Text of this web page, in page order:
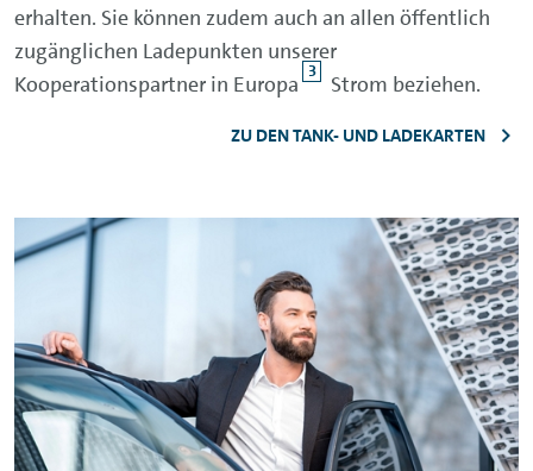
erhalten. Sie können zudem auch an allen öffentlich
zugänglichen Ladepunkten unserer
Kooperationspartner in Europa 3 Strom beziehen.
ZU DEN TANK- UND LADEKARTEN